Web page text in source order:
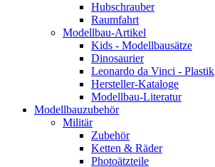
Hubschrauber
Raumfahrt
Modellbau-Artikel
Kids - Modellbausätze
Dinosaurier
Leonardo da Vinci - Plastik
Hersteller-Kataloge
Modellbau-Literatur
Modellbauzubehör
Militär
Zubehör
Ketten & Räder
Photoätzteile